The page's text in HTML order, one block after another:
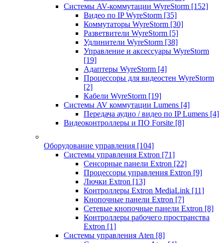
Системы AV-коммутации WyreStorm [152]
Видео по IP WyreStorm [35]
Коммутаторы WyreStorm [30]
Разветвители WyreStorm [5]
Удлинители WyreStorm [38]
Управление и аксессуары WyreStorm
[19]
Адаптеры WyreStorm [4]
Процессоры для видеостен WyreStorm
[2]
Кабели WyreStorm [19]
Системы AV коммутации Lumens [4]
Передача аудио / видео по IP Lumens [4]
Видеоконтроллеры и ПО Forsite [8]
Оборудование управления [104]
Системы управления Extron [71]
Сенсорные панели Extron [22]
Процессоры управления Extron [9]
Лючки Extron [13]
Контроллеры Extron MediaLink [11]
Кнопочные панели Extron [7]
Сетевые кнопочные панели Extron [8]
Контроллеры рабочего пространства
Extron [1]
Системы управления Aten [8]